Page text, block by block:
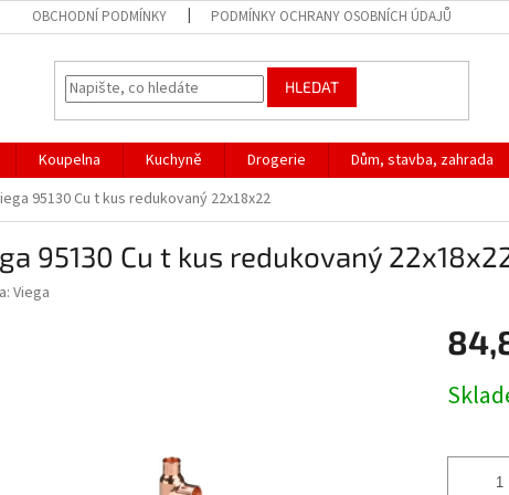
OBCHODNÍ PODMÍNKY PODMÍNKY OCHRANY OSOBNÍCH ÚDAJŮ
HLEDAT
Koupelna Kuchyně Drogerie Dům, stavba, zahrada
95130 Cu t kus redukovaný 22x18x22
95130 Cu t kus redukovaný
Viega
cena: